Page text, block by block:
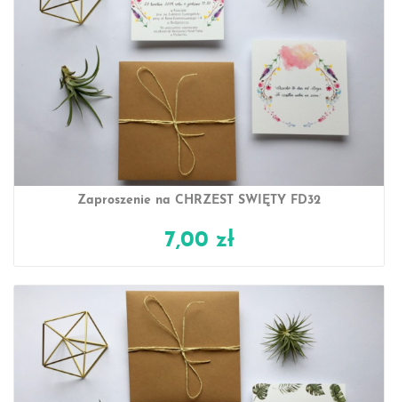
Zaproszenie na CHRZEST ŚWIĘTY FD32
7,00 zł